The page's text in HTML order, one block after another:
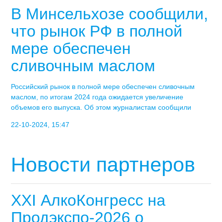
В Минсельхозе сообщили,
что рынок РФ в полной
мере обеспечен
сливочным маслом
Российский рынок в полной мере обеспечен сливочным
маслом, по итогам 2024 года ожидается увеличение
объемов его выпуска. Об этом журналистам сообщили
22-10-2024, 15:47
Новости партнеров
XXI АлкоКонгресс на
Продэкспо-2026 о